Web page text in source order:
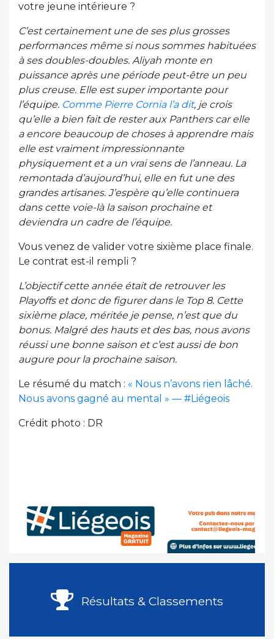
votre jeune intérieure ?
C’est certainement une de ses plus grosses
performances même si nous sommes habituées
à ses doubles-doubles. Aliyah monte en
puissance après une période peut-être un peu
plus creuse. Elle est super importante pour
l’équipe. Comme Pierre Cornia l’a dit, je crois
qu’elle a bien fait de rester aux Panthers car elle
a encore beaucoup de choses à apprendre mais
elle est vraiment impressionnante
physiquement et a un vrai sens de l’anneau. La
remontada d’aujourd’hui, elle en fut une des
grandes artisanes. J’espère qu’elle continuera
dans cette voie-là la saison prochaine et
deviendra un cadre de l’équipe.
Vous venez de valider votre sixième place finale.
Le contrat est-il rempli ?
L’objectif cette année était de retrouver les
Playoffs et donc de figurer dans le Top 8. Cette
sixième place, méritée je pense, n’est que du
bonus. Malgré des hauts et des bas, nous avons
réussi une bonne saison et c’est aussi de bon
augure pour la prochaine saison.
Le résumé du match : « Nous n’avons rien lâché.
Nous avons gagné au mental » — #Liégeois
Crédit photo : DR
Résultats & Classements